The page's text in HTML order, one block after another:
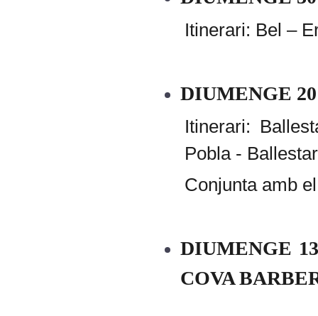
Itinerari: Bel –
DIUMENGE
Itinerari:
Pobla - Ballestar
Conjunta amb
DIUMENGE
COVA